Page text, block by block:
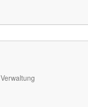
Verwaltung